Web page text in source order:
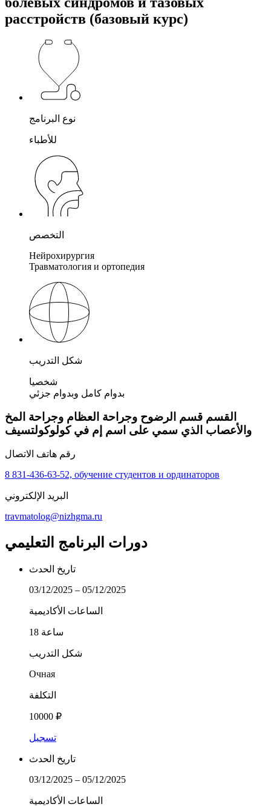
расстройств (базовый курс)
نوع البرنامج
للأطباء
التخصص
Нейрохирургия
Травматология и ортопедия
شكل التدريب
شخصيا
بدوام كامل وبدوام جزئي
القسم قسم الرضوح وجراحة العظام وجراحة المخ
والأعصاب الذي سمي على اسم إم في كولوكولتسيف
رقم هاتف الاتصال
8 831-436-63-52, обучение студентов и ординаторов
البريد الإلكتروني
travmatolog@nizhgma.ru
دورات البرنامج التعليمي
تاريخ الحدث
03/12/2025 – 05/12/2025
الساعات الأكاديمية
18 ساعة
شكل التدريب
Очная
التكلفة
10000 ₽
تسجيل
تاريخ الحدث
03/12/2025 – 05/12/2025
الساعات الأكاديمية